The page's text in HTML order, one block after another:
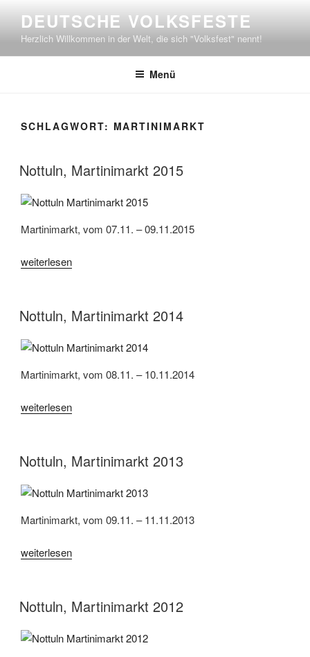
springen
DEUTSCHE VOLKSFESTE
Herzlich Willkommen in der Welt, die sich "Volksfest" nennt!
Menü
SCHLAGWORT: MARTINIMARKT
Nottuln, Martinimarkt 2015
Martinimarkt, vom 07.11. – 09.11.2015
„Nottuln,
weiterlesen
Nottuln, Martinimarkt 2014
Martinimarkt, vom 08.11. – 10.11.2014
„Nottuln,
weiterlesen
Nottuln, Martinimarkt 2013
Martinimarkt, vom 09.11. – 11.11.2013
„Nottuln,
weiterlesen
Nottuln, Martinimarkt 2012